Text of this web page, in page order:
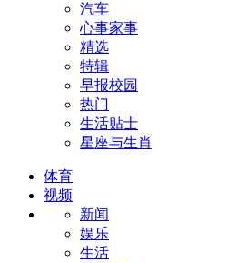
汽车
心事家事
精选
特辑
早报校园
热门
生活贴士
星座与生肖
体育
视频
新闻
娱乐
生活